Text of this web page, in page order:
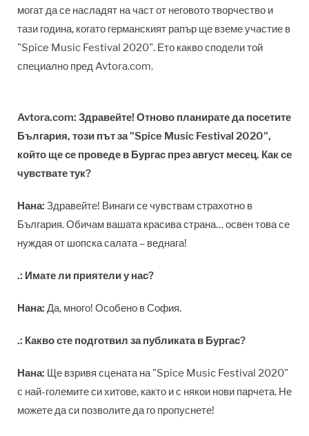
могат да се насладят на част от неговото творчество и
тази година, когато германският рапър ще вземе участие в
"Spice Music Festival 2020". Ето какво сподели той
специално пред Avtora.com.
Avtora.com: Здравейте! Отново планирате да посетите
България, този път за"Spice Music Festival 2020",
който ще се проведе в Бургас през август месец. Как се
чувствате тук?
Нана: Здравейте! Винаги се чувствам страхотно в
България. Обичам вашата красива страна… освен това се
нуждая от шопска салата – веднага!
.: Имате ли приятели у нас?
Нана: Да, много! Особено в София.
.: Какво сте подготвил за публиката в Бургас?
Нана: Ще взривя сцената на"Spice Music Festival 2020"
с най-големите си хитове, както и с някои нови парчета. Не
можете да си позволите да го пропуснете!